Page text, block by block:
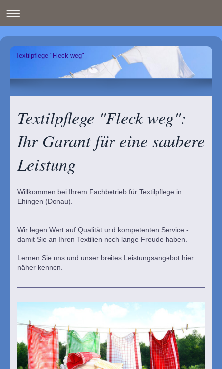
Textilpflege "Fleck weg"
Textilpflege "Fleck weg":
Ihr Garant für eine saubere
Leistung
Willkommen bei Ihrem Fachbetrieb für Textilpflege in
Ehingen (Donau).
Wir legen Wert auf Qualität und kompetenten Service -
damit Sie an Ihren Textilien noch lange Freude haben.
Lernen Sie uns und unser breites Leistungsangebot hier
näher kennen.